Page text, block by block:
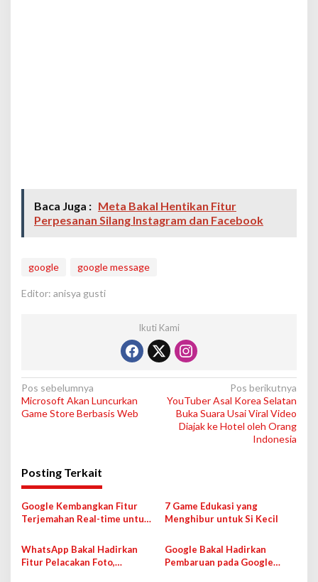
Baca Juga : Meta Bakal Hentikan Fitur
Perpesanan Silang Instagram dan Facebook
google google message
Editor: anisya gusti
Ikuti Kami
N
a
g
a
s
p
o
Pos sebelumnya
Microsoft Akan Luncurkan
Game Store Berbasis Web
Pos berikutnya
YouTuber Asal Korea Selatan
Buka Suara Usai Viral Video
Diajak ke Hotel oleh Orang
Indonesia
Posting Terkait
Google Kembangkan Fitur
Terjemahan Real-time untuk
7 Game Edukasi yang
Menghibur untuk Si Kecil
WhatsApp Bakal Hadirkan
Fitur Pelacakan Foto,
Google Bakal Hadirkan
Pembaruan pada Google